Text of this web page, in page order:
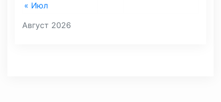
Август 2026
« Июл